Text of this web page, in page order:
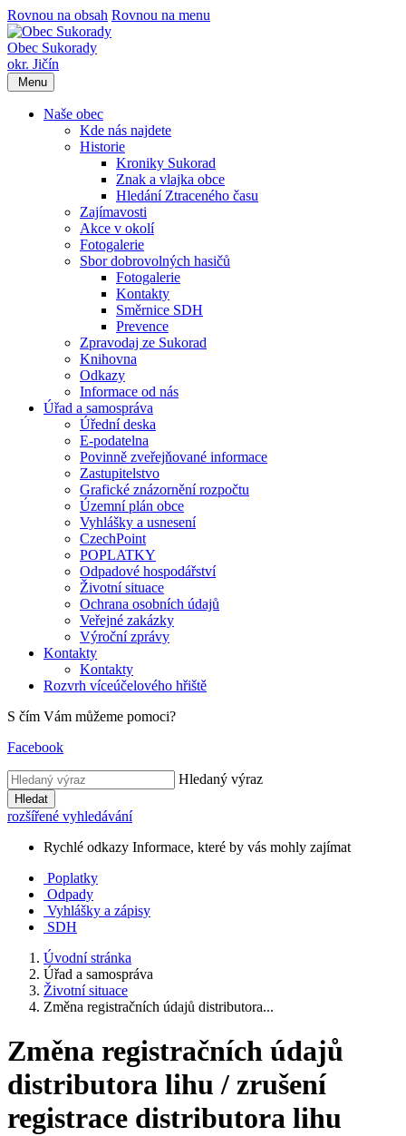
Rovnou na obsah Rovnou na menu
Obec Sukorady
okr. Jičín
Menu
Naše obec
Kde nás najdete
Historie
Kroniky Sukorad
Znak a vlajka obce
Hledání Ztraceného času
Zajímavosti
Akce v okolí
Fotogalerie
Sbor dobrovolných hasičů
Fotogalerie
Kontakty
Směrnice SDH
Prevence
Zpravodaj ze Sukorad
Knihovna
Odkazy
Informace od nás
Úřad a samospráva
Úřední deska
E-podatelna
Povinně zveřejňované informace
Zastupitelstvo
Grafické znázornění rozpočtu
Územní plán obce
Vyhlášky a usnesení
CzechPoint
POPLATKY
Odpadové hospodářství
Životní situace
Ochrana osobních údajů
Veřejné zakázky
Výroční zprávy
Kontakty
Kontakty
Rozvrh víceúčelového hřiště
S čím Vám můžeme pomoci?
Facebook
Hledaný výraz
Hledat
rozšířené vyhledávání
Rychlé odkazy Informace, které by vás mohly zajímat
Poplatky
Odpady
Vyhlášky a zápisy
SDH
Úvodní stránka
Úřad a samospráva
Životní situace
Změna registračních údajů distributora...
Změna registračních údajů
distributora lihu / zrušení
registrace distributora lihu